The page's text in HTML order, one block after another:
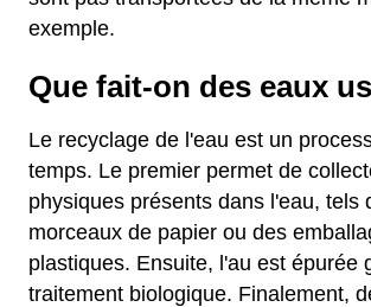
exemple.
Que fait-on des eaux
Le recyclage de l'eau est un
temps. Le premier permet de
physiques présents dans l'eau, tels
morceaux de papier ou des
plastiques. Ensuite, l'au est épurée
traitement biologique. Finalement,